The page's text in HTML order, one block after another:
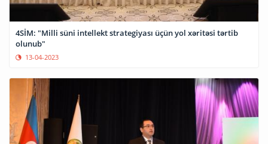
4SİM: "Milli süni intellekt strategiyası üçün yol xəritəsi tərtib
olunub"
13-04-2023